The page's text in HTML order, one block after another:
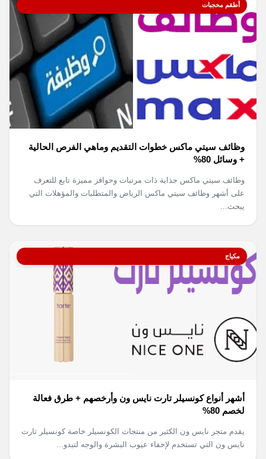
أطقم محجبات
وظائف سيتي ماكس خطوات التقديم وماهي الفرص الحالية
+ وسائل 80%
وظائف سيتي ماكس جذابة ذات مرتبات وحوافز مميزة تابع للتعرف
على أشهر وظائف سيتي ماكس الرياض والمتطلبات والمؤهلات التي
يبحث...
مكياج
أشهر أنواع كونسيلر تارت نايس ون وأرخصهم + طرق فعالة
لخصم 80%
يقدم متجر نايس ون الكثير من منتجات الكونسيلر خاصة كونسيلر تارت
نايس ون التي تستخدم لإخفاء عيوب البشرة والوجه لتبدو...